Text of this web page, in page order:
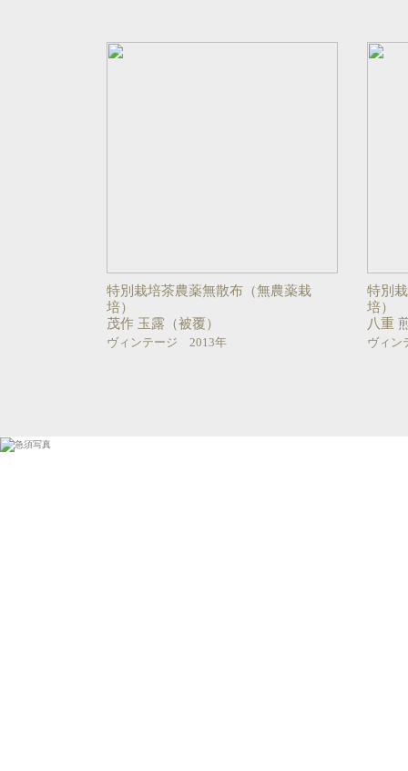
特別栽培茶農薬無散布（無農薬栽
培）
茂作 玉露（被覆）
ヴィンテージ 2013年
特別
培）
八重
ヴィ